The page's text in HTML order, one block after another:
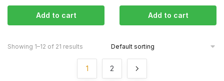
Add to cart Add to cart
Showing 1–12 of 21 results
1 2